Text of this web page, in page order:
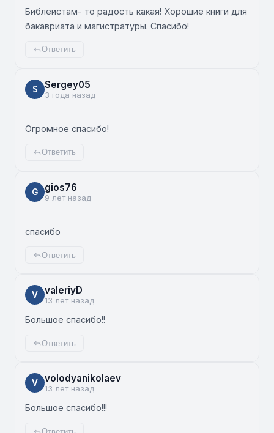
Библеистам- то радость какая! Хорошие книги для
бакавриата и магистратуры. Спасибо!
Ответить
S Sergey05
3 года назад
Огромное спасибо!
Ответить
G gios76
9 лет назад
спасибо
Ответить
V valeriyD
13 лет назад
Большое спасибо!!
Ответить
V volodyanikolaev
13 лет назад
Большое спасибо!!!